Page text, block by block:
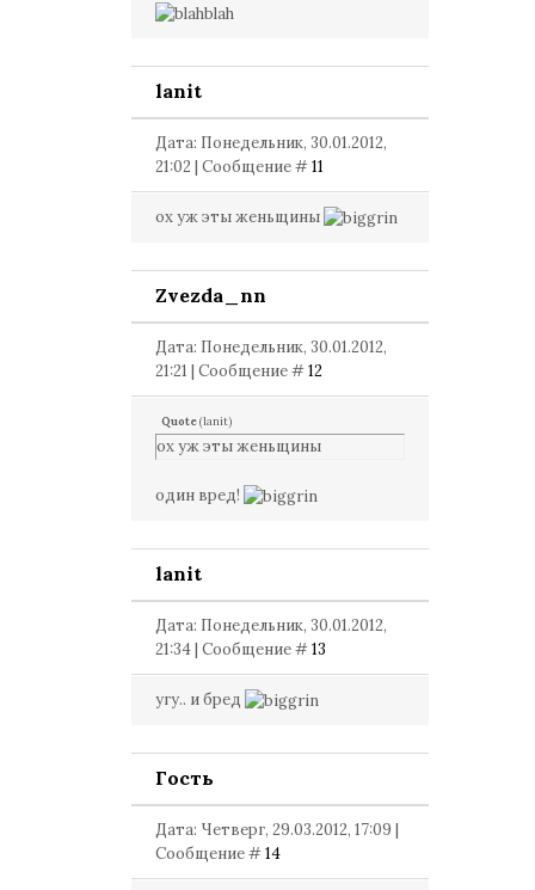
lanit
Дата: Понедельник, 30.01.2012,
21:02 | Сообщение #11
ох уж эты женьщины
Zvezda_nn
Дата: Понедельник, 30.01.2012,
21:21 | Сообщение #12
Quote(lanit)
ох уж эты женьщины
один вред!
lanit
Дата: Понедельник, 30.01.2012,
21:34 | Сообщение #13
угу.. и бред
Гость
Дата: Четверг, 29.03.2012, 17:09 |
Сообщение #14